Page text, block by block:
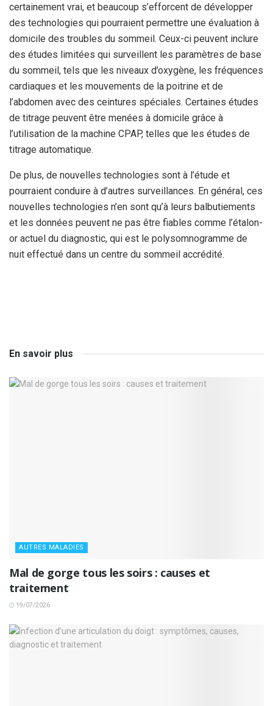
certainement vrai, et beaucoup s’efforcent de développer
des technologies qui pourraient permettre une évaluation à
domicile des troubles du sommeil. Ceux-ci peuvent inclure
des études limitées qui surveillent les paramètres de base
du sommeil, tels que les niveaux d’oxygène, les fréquences
cardiaques et les mouvements de la poitrine et de
l’abdomen avec des ceintures spéciales. Certaines études
de titrage peuvent être menées à domicile grâce à
l’utilisation de la machine CPAP, telles que les études de
titrage automatique.
De plus, de nouvelles technologies sont à l’étude et
pourraient conduire à d’autres surveillances. En général, ces
nouvelles technologies n’en sont qu’à leurs balbutiements
et les données peuvent ne pas être fiables comme l’étalon-
or actuel du diagnostic, qui est le polysomnogramme de
nuit effectué dans un centre du sommeil accrédité.
En savoir plus
AUTRES MALADIES
Mal de gorge tous les soirs : causes et
traitement
19/07/2026